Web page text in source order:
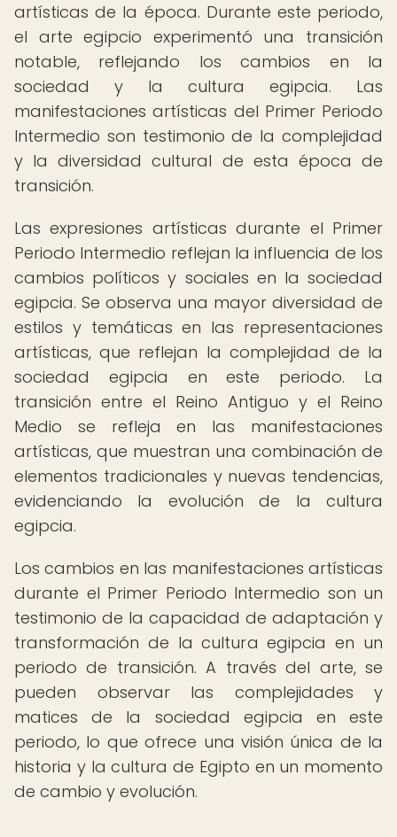
artísticas de la época. Durante este periodo,
el arte egipcio experimentó una transición
notable, reflejando los cambios en la
sociedad y la cultura egipcia. Las
manifestaciones artísticas del Primer Periodo
Intermedio son testimonio de la complejidad
y la diversidad cultural de esta época de
transición.
Las expresiones artísticas durante el Primer
Periodo Intermedio reflejan la influencia de los
cambios políticos y sociales en la sociedad
egipcia. Se observa una mayor diversidad de
estilos y temáticas en las representaciones
artísticas, que reflejan la complejidad de la
sociedad egipcia en este periodo. La
transición entre el Reino Antiguo y el Reino
Medio se refleja en las manifestaciones
artísticas, que muestran una combinación de
elementos tradicionales y nuevas tendencias,
evidenciando la evolución de la cultura
egipcia.
Los cambios en las manifestaciones artísticas
durante el Primer Periodo Intermedio son un
testimonio de la capacidad de adaptación y
transformación de la cultura egipcia en un
periodo de transición. A través del arte, se
pueden observar las complejidades y
matices de la sociedad egipcia en este
periodo, lo que ofrece una visión única de la
historia y la cultura de Egipto en un momento
de cambio y evolución.